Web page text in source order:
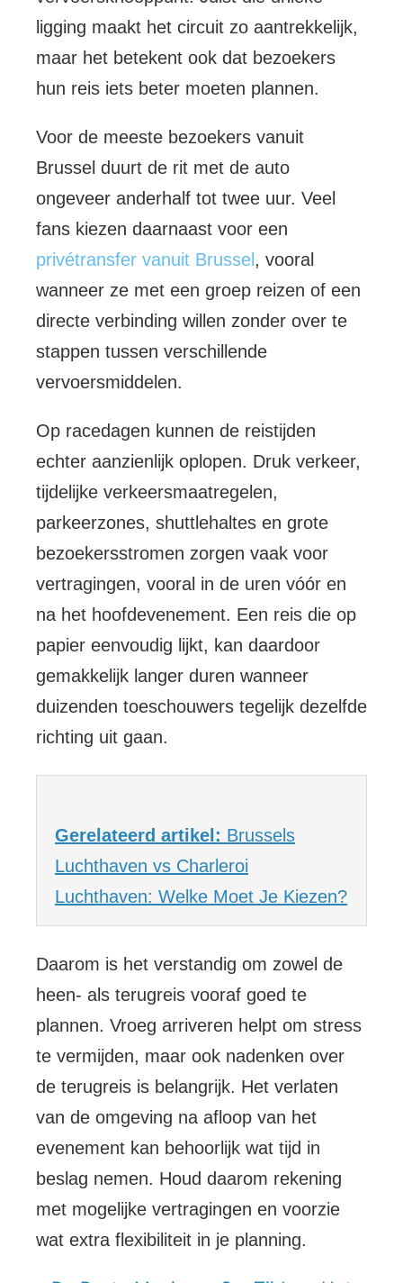
ligging maakt het circuit zo aantrekkelijk,
maar het betekent ook dat bezoekers
hun reis iets beter moeten plannen.
Voor de meeste bezoekers vanuit
Brussel duurt de rit met de auto
ongeveer anderhalf tot twee uur. Veel
fans kiezen daarnaast voor een
privétransfer vanuit Brussel , vooral
wanneer ze met een groep reizen of een
directe verbinding willen zonder over te
stappen tussen verschillende
vervoersmiddelen.
Op racedagen kunnen de reistijden
echter aanzienlijk oplopen. Druk verkeer,
tijdelijke verkeersmaatregelen,
parkeerzones, shuttlehaltes en grote
bezoekersstromen zorgen vaak voor
vertragingen, vooral in de uren vóór en
na het hoofdevenement. Een reis die op
papier eenvoudig lijkt, kan daardoor
gemakkelijk langer duren wanneer
duizenden toeschouwers tegelijk dezelfde
richting uit gaan.
Gerelateerd artikel: Brussels
Luchthaven vs Charleroi
Luchthaven: Welke Moet Je Kiezen?
Daarom is het verstandig om zowel de
heen- als terugreis vooraf goed te
plannen. Vroeg arriveren helpt om stress
te vermijden, maar ook nadenken over
de terugreis is belangrijk. Het verlaten
van de omgeving na afloop van het
evenement kan behoorlijk wat tijd in
beslag nemen. Houd daarom rekening
met mogelijke vertragingen en voorzie
wat extra flexibiliteit in je planning.